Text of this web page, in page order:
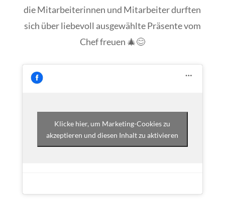
die Mitarbeiterinnen und Mitarbeiter durften
sich über liebevoll ausgewählte Präsente vom
Chef freuen 🎄😊
Klicke hier, um Marketing-Cookies zu
akzeptieren und diesen Inhalt zu aktivieren